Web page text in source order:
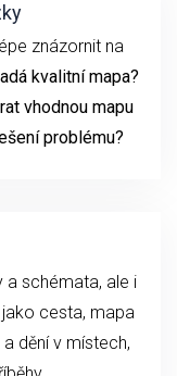
znázornit na
kvalitní mapa?
vhodnou mapu
problému?
a schémata, ale i
cesta, mapa
dění v místech,